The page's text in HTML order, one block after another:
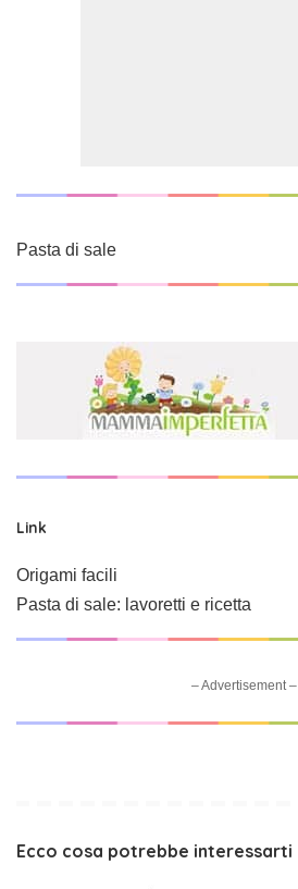
Pasta di sale
Link
Origami facili
Pasta di sale: lavoretti e ricetta
– Advertisement –
Ecco cosa potrebbe interessarti